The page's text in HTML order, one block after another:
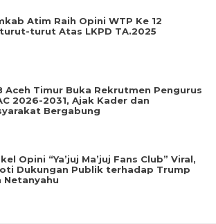
Atim Raih Opini WTP Ke 12
turut Atas LKPD TA.2025
Aceh Timur Buka Rekrutmen Pengurus
2026-2031, Ajak Kader dan
Bergabung
Opini “Ya’juj Ma’juj Fans Club” Viral,
Dukungan Publik terhadap Trump
Netanyahu